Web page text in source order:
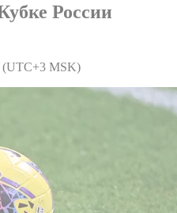
России
(UTC+3 MSK)